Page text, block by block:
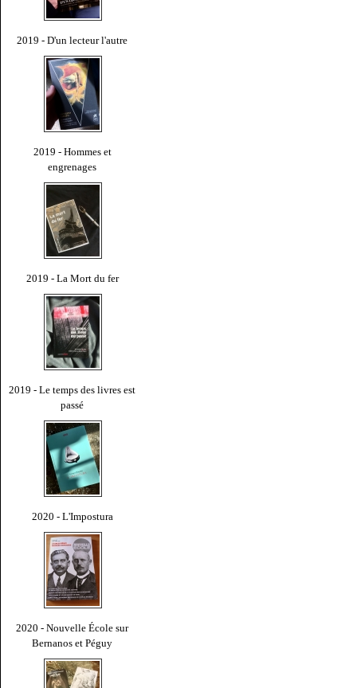
2019 - D'un lecteur l'autre
2019 - Hommes et
engrenages
2019 - La Mort du fer
2019 - Le temps des livres est
passé
2020 - L'Impostura
2020 - Nouvelle École sur
Bernanos et Péguy